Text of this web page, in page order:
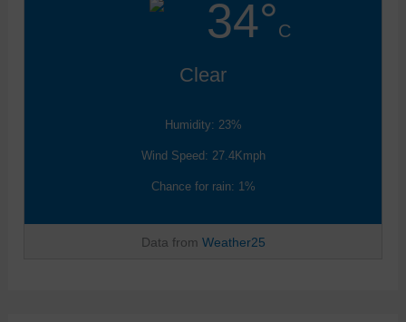
34°C
Clear
Humidity: 23%
Wind Speed: 27.4Kmph
Chance for rain: 1%
Data from Weather25